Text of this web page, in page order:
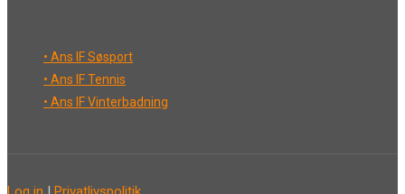
• Ans IF Søsport
• Ans IF Tennis
• Ans IF Vinterbadning